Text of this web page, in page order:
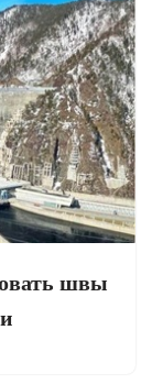
швы